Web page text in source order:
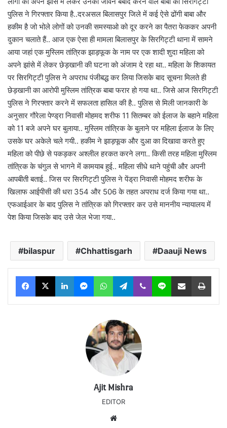
पुलिस ने गिरफ्तार किया है..दरअसल बिलासपुर जिले में कई ऐसे ढोंगी बाबा और
हकीम है जो भोले लोगों को उनकी समस्याओ को दूर करने का पैतरा फेककर अपनी
दुकान चलाते हैं.. आज एक ऐसा ही मामला बिलासपुर के सिरगिट्टी थाना में सामने
आया जहां एक मुस्लिम तांत्रिक झाड़फूक के नाम पर एक शादी शुदा महिला को
अपने झांसे में लेकर छेड़खानी की घटना को अंजाम दे रहा था.. महिला के शिकायत
पर सिरगिट्टी पुलिस ने अपराध पंजीबद्ध कर लिया जिसके बाद सूचना मिलते ही
छेड़खानी का आरोपी मुस्लिम तांत्रिक बाबा फरार हो गया था.. जिसे आज सिरगिट्टी
पुलिस ने गिरफ्तार करने में सफलता हासिल की है.. पुलिस से मिली जानकारी के
अनुसार गौरेला पेण्ड्रा निवासी मोहमद शरीफ 11 सितम्बर को ईलाज के बहाने महिला
को 11 बजे अपने घर बुलाया.. मुस्लिम तांत्रिक के बुलाने पर महिला ईलाज के लिए
उसके घर अकेले चले गयी.. हकीम ने झाड़फूक और दुआ का दिखावा करते हुए
महिला को पीछे से पकड़कर अश्लील हरकत करने लगा.. किसी तरह महिला मुस्लिम
तांत्रिक के चंगुल से भागने में कामयाब हुई.. महिला सीधे थाने पहुंची और अपनी
आपबीती बताई.. जिस पर सिरगिट्टी पुलिस ने पेंड्रा निवासी मोहमद शरीफ के
खिलाफ आईपीसी की धरा 354 और 506 के तहत अपराध दर्ज किया गया था..
एफआईआर के बाद पुलिस ने तांत्रिक को गिरफ्तार कर उसे माननीय न्यायालय में
पेश किया जिसके बाद उसे जेल भेजा गया..
bilaspur Chhattisgarh Daauji News
Facebook
X LinkedInMessengerWhatsAppTelegram
Viber Line Share via Email Print
Ajit Mishra
EDITOR